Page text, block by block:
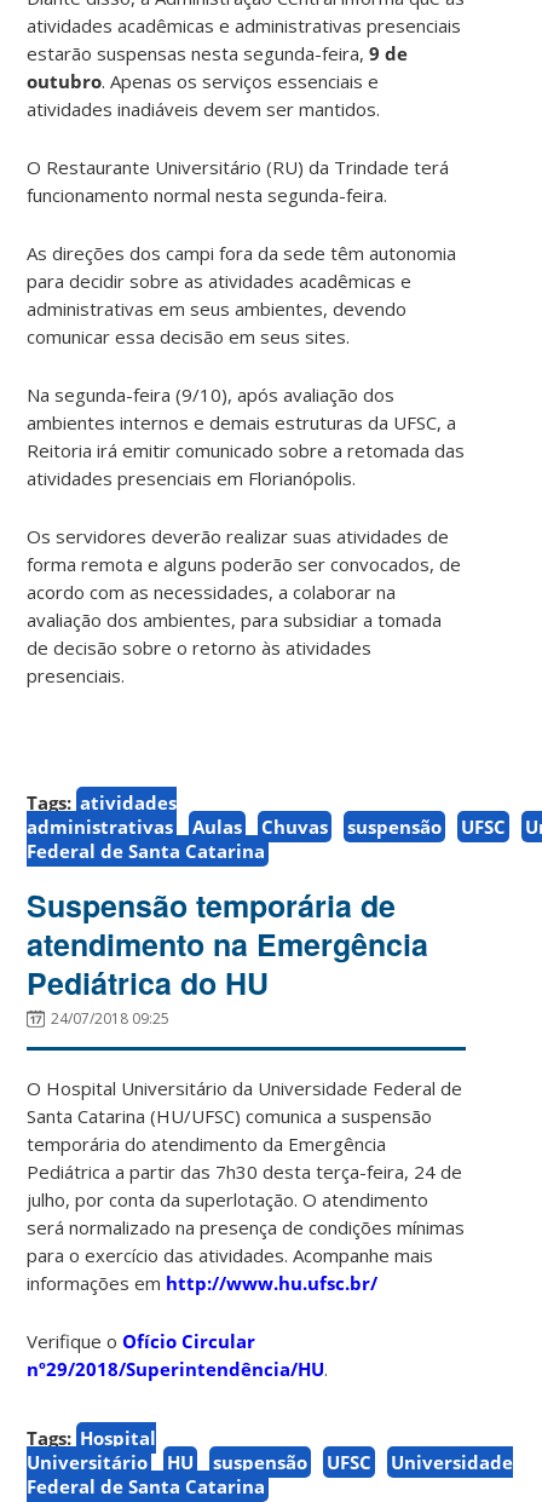
atividades acadêmicas e administrativas presenciais
estarão suspensas nesta segunda-feira,9 de
outubro. Apenas os serviços essenciais e
atividades inadiáveis devem ser mantidos.
O Restaurante Universitário (RU) da Trindade terá
funcionamento normal nesta segunda-feira.
As direções dos campi fora da sede têm autonomia
para decidir sobre as atividades acadêmicas e
administrativas em seus ambientes, devendo
comunicar essa decisão em seus sites.
Na segunda-feira (9/10), após avaliação dos
ambientes internos e demais estruturas da UFSC, a
Reitoria irá emitir comunicado sobre a retomada das
atividades presenciais em Florianópolis.
Os servidores deverão realizar suas atividades de
forma remota e alguns poderão ser convocados, de
acordo com as necessidades, a colaborar na
avaliação dos ambientes, para subsidiar a tomada
de decisão sobre o retorno às atividades
presenciais.
Tags: atividades
administrativas
Aulas Chuvas suspensão UFSC
Federal de Santa Catarina
Suspensão temporária de
atendimento na Emergência
Pediátrica do HU
24/07/2018 09:25
O Hospital Universitário da Universidade Federal de
Santa Catarina (HU/UFSC) comunica a suspensão
temporária do atendimento da Emergência
Pediátrica a partir das 7h30 desta terça-feira, 24 de
julho, por conta da superlotação. O atendimento
será normalizado na presença de condições mínimas
para o exercício das atividades. Acompanhe mais
informações em http://www.hu.ufsc.br/
Verifique oOfício Circular
nº29/2018/Superintendência/HU.
Tags: Hospital
Universitário
HU suspensão UFSC
Universidade
Federal de Santa Catarina